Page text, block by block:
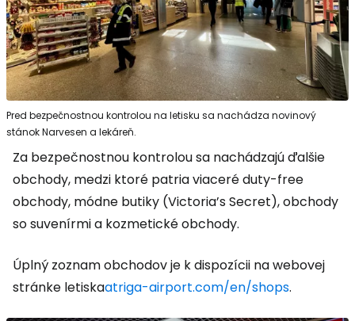
Pred bezpečnostnou kontrolou na letisku sa nachádza novinový
stánok Narvesen a lekáreň.
Za bezpečnostnou kontrolou sa nachádzajú ďalšie
obchody, medzi ktoré patria viaceré duty-free
obchody, módne butiky (Victoria’s Secret), obchody
so suvenírmi a kozmetické obchody.
Úplný zoznam obchodov je k dispozícii na webovej
stránke letiskaatriga-airport.com/en/shops.